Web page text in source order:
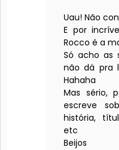
Uau! Não
E por
Rocco é a
Só acho as
não dá pra
Hahaha
Mas sério,
escreve
história,
etc
Beijos